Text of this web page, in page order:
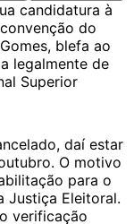
candidatura à
do
blefa ao
legalmente de
Superior
daí estar
O motivo
para o
Justiça Eleitoral.
verificação